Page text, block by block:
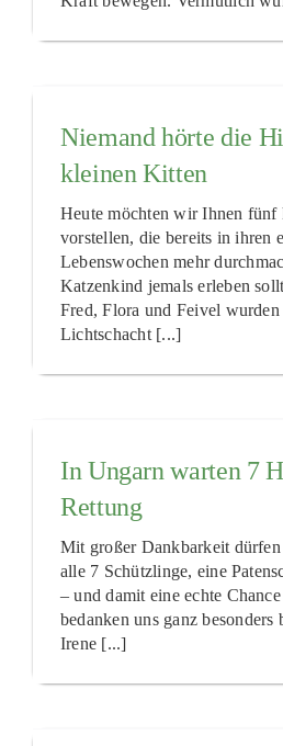
Niemand hörte die
kleinen Kitten
Heute möchten wir Ihnen
vorstellen, die bereits in ihren
Lebenswochen mehr
Katzenkind jemals erleben
Fred, Flora und Feivel wurden
Lichtschacht [...]
In Ungarn warten 7
Rettung
Mit großer Dankbarkeit
alle 7 Schützlinge, eine
– und damit eine echte
bedanken uns ganz besonders
Irene [...]